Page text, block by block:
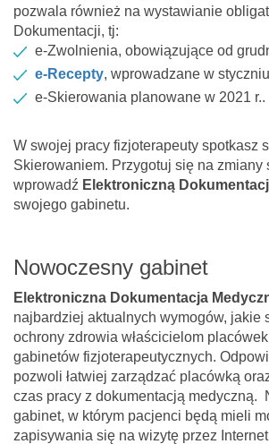
pozwala również na wystawianie
Dokumentacji, tj:
e-Zwolnienia, obowiązujące od
e-Recepty, wprowadzane w
e-Skierowania planowane w 2021 r..
W swojej pracy fizjoterapeuty spotkasz
Skierowaniem. Przygotuj się na zmiany
wprowadź Elektroniczną
swojego gabinetu.
Nowoczesny gabinet
Elektroniczna Dokumentacja
najbardziej aktualnych wymogów, jakie
ochrony zdrowia właścicielom
gabinetów fizjoterapeutycznych.
pozwoli łatwiej zarządzać placówką
czas pracy z dokumentacją medyczną.
gabinet, w którym pacjenci będą mieli
zapisywania się na wizytę przez